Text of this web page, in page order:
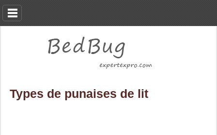
Types de punaises de lit